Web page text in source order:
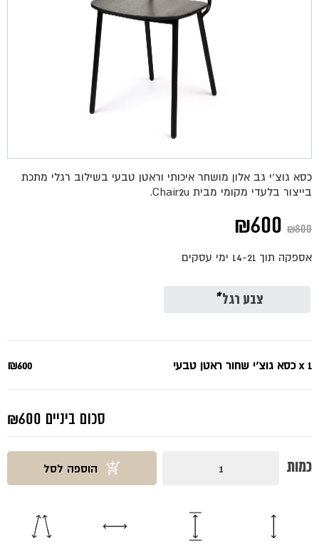
כסא גוצ'י גב אלון מושחר איכותי וראטן טבעי בשילוב רגלי מתכת
בייצור בלעדי מקומי מבית Chair2u.
₪800
המחיר
המקורי
₪800.
₪600
הנוכחי
₪600.
אספקה תוך 14-21 ימי עסקים
צבע רגל*
x 1כסא גוצ'י שחור ראטן טבעי ₪600
סכום ביניים ₪600
כמות
ראטן
טבעי
הוספה לסל